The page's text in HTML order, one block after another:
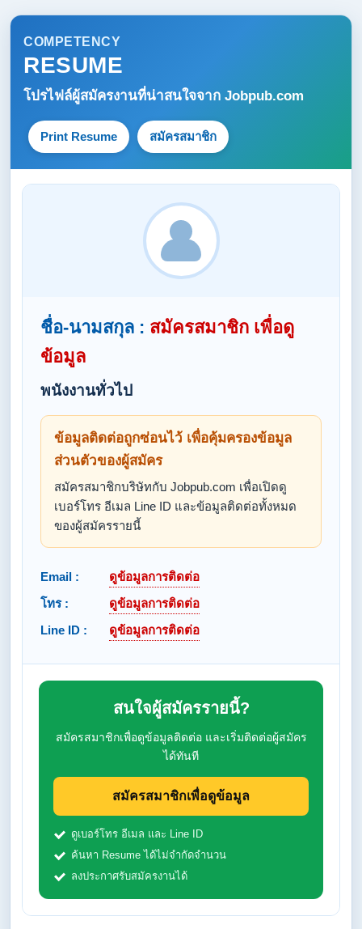
COMPETENCY
RESUME
โปรไฟล์ผู้สมัครงานที่น่าสนใจจาก Jobpub.com
Print Resume สมัครสมาชิก
ชื่อ-นามสกุล : สมัครสมาชิก เพื่อดู
ข้อมูล
พนังงานทั่วไป
ข้อมูลติดต่อถูกซ่อนไว้ เพื่อคุ้มครองข้อมูล
ส่วนตัวของผู้สมัคร
สมัครสมาชิกบริษัทกับ Jobpub.com เพื่อเปิดดู
เบอร์โทร อีเมล Line ID และข้อมูลติดต่อทั้งหมด
ของผู้สมัครรายนี้
Email :
ดูข้อมูลการติดต่อ
โทร :
ดูข้อมูลการติดต่อ
Line ID :
ดูข้อมูลการติดต่อ
สนใจผู้สมัครรายนี้?
สมัครสมาชิกเพื่อดูข้อมูลติดต่อ และเริ่มติดต่อผู้สมัคร
ได้ทันที
สมัครสมาชิกเพื่อดูข้อมูล
ดูเบอร์โทร อีเมล และ Line ID
ค้นหา Resume ได้ไม่จำกัดจำนวน
ลงประกาศรับสมัครงานได้